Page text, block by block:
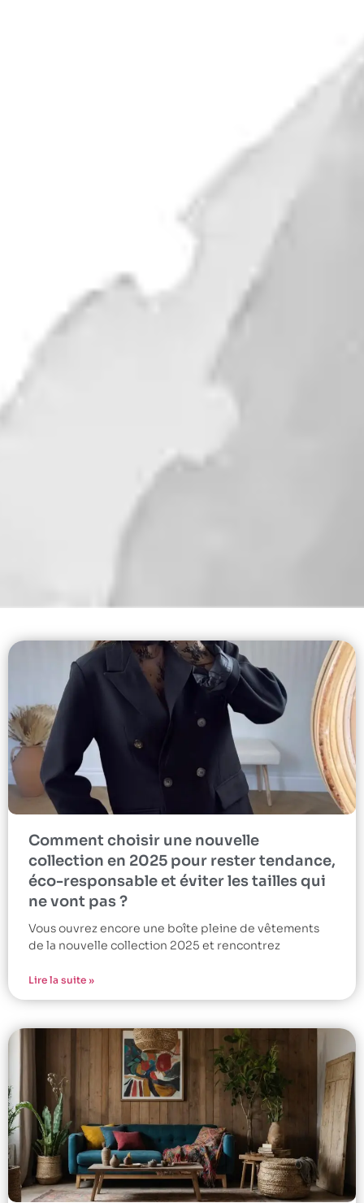
Comment choisir une nouvelle
collection en 2025 pour rester tendance,
éco-responsable et éviter les tailles qui
ne vont pas ?
Vous ouvrez encore une boîte pleine de vêtements
de la nouvelle collection 2025 et rencontrez
Lire la suite »